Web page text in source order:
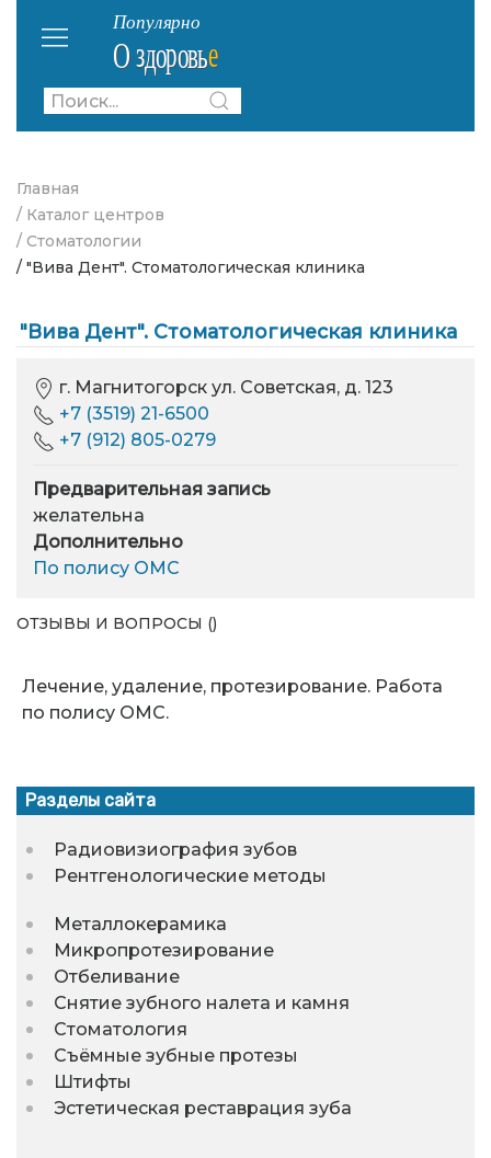
Главная
/ Каталог центров
/ Стоматологии
/ "Вива Дент". Стоматологическая клиника
"Вива Дент". Стоматологическая клиника
г. Магнитогорск ул. Советская, д. 123
+7 (3519) 21-6500
+7 (912) 805-0279
Предварительная запись
желательна
Дополнительно
По полису ОМС
ОТЗЫВЫ И ВОПРОСЫ ()
Лечение, удаление, протезирование. Работа
по полису ОМС.
Разделы сайта
Радиовизиография зубов
Рентгенологические методы
Металлокерамика
Микропротезирование
Отбеливание
Снятие зубного налета и камня
Стоматология
Съёмные зубные протезы
Штифты
Эстетическая реставрация зуба